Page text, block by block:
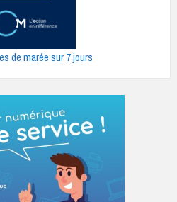
de marée sur 7 jours